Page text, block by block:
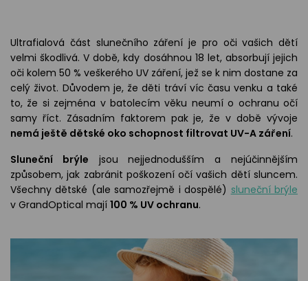
Ultrafialová část slunečního záření je pro oči vašich dětí
velmi škodlivá. V době, kdy dosáhnou 18 let, absorbují jejich
oči kolem 50 % veškerého UV záření, jež se k nim dostane za
celý život. Důvodem je, že děti tráví víc času venku a také
to, že si zejména v batolecím věku neumí o ochranu očí
samy říct. Zásadním faktorem pak je, že v době vývoje
nemá ještě dětské oko schopnost filtrovat UV-A záření.
Sluneční brýle jsou nejjednodušším a nejúčinnějším
způsobem, jak zabránit poškození očí vašich dětí sluncem.
Všechny dětské (ale samozřejmě i dospělé) sluneční brýle
v GrandOptical mají 100 % UV ochranu.